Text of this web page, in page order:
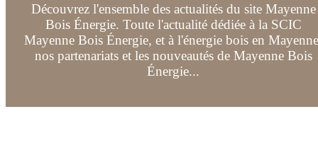
Découvrez l'ensemble des actualités du site Mayenne
Bois Énergie. Toute l'actualité dédiée à la SCIC
Mayenne Bois Énergie, et à l'énergie bois en
nos partenariats et les nouveautés de Mayenne Bois
Énergie...